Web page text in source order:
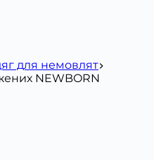
для немовлят
NEWBORN